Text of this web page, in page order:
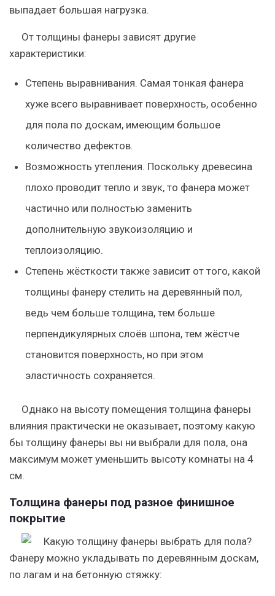
выпадает большая нагрузка.
От толщины фанеры зависят другие
характеристики:
Степень выравнивания. Самая тонкая фанера
хуже всего выравнивает поверхность, особенно
для пола по доскам, имеющим большое
количество дефектов.
Возможность утепления. Поскольку древесина
плохо проводит тепло и звук, то фанера может
частично или полностью заменить
дополнительную звукоизоляцию и
теплоизоляцию.
Степень жёсткости также зависит от того, какой
толщины фанеру стелить на деревянный пол,
ведь чем больше толщина, тем больше
перпендикулярных слоёв шпона, тем жёстче
становится поверхность, но при этом
эластичность сохраняется.
Однако на высоту помещения толщина фанеры
влияния практически не оказывает, поэтому какую
бы толщину фанеры вы ни выбрали для пола, она
максимум может уменьшить высоту комнаты на 4
см.
Толщина фанеры под разное финишное
покрытие
Фанеру можно укладывать по деревянным доскам,
по лагам и на бетонную стяжку: